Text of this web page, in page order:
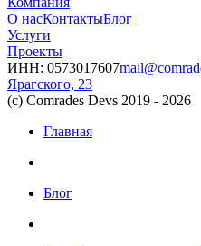
Компания
О насКонтакты
Услуги
Проекты
ИНН: 0573017607
(c) Comrades Devs 2019 - 2026
Главная